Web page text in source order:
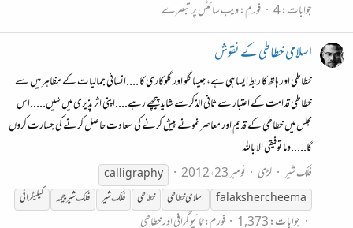
جوابات: 4 فورم:ویب سائٹس پر تبصرے
اسلامی خطاطی کے نقوش
خطاطی اور ہاتھ کا ربط ایسا ہی ہے، جیسا گلو اور گلوکاری کا ....انسانی جمالیات کے مظاہر میں سے
خطاطی قدامت کے اعتبار سے ثانی الذکرسے شاید پیچھے رہے....اپنی اثر پذیری میں نہیں.....اس
مجلس میں خطاطی کے قدیم اور معاصر نمونے پیش کرنے کی سعادت حاصل کرنے کی جسارت کروں
گا.....وما توفیقی الا باللہ
فلک شیر لڑی نومبر 23، 2012
calligraphy
falak sher cheema
اسلامی خطاطی خطاطی فلک شیر فلک شیر چیمہ کیلیگرافی
جوابات: 1,373 فورم:ٹائپو گرافی اور خطاطی